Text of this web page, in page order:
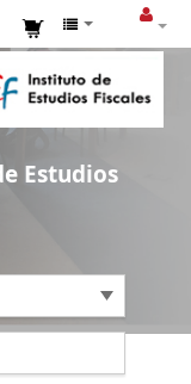
Estudios